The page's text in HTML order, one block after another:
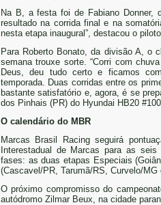
Na B, a festa foi de Fabiano Donner,
resultado na corrida final e na
nesta etapa inaugural”, destacou o
Para Roberto Bonato, da divisão A, o
semana trouxe sorte. “Corri com
Deus, deu tudo certo e ficamos
temporada. Duas corridas entre os
bastante satisfatório e, agora, é se
dos Pinhais (PR) do Hyundai HB20
O calendário do MBR
Marcas Brasil Racing seguirá
Interestadual de Marcas para as
fases: as duas etapas Especiais
(Cascavel/PR, Tarumã/RS, Curvelo/MG
O próximo compromisso do
autódromo Zilmar Beux, na cidade